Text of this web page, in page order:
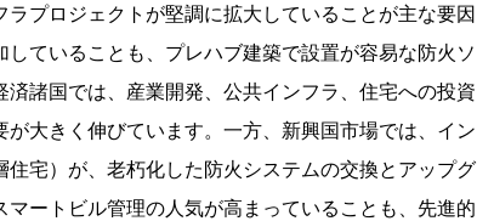
プロジェクトが堅調に拡大していることが主な要因
ていることも、プレハブ建築で設置が容易な防火ソ
諸国では、産業開発、公共インフラ、住宅への投資
大きく伸びています。一方、新興国市場では、イン
宅）が、老朽化した防火システムの交換とアップグ
ートビル管理の人気が高まっていることも、先進的